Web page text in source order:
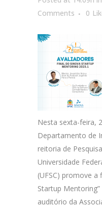
Comments
0
Nesta sexta-feira,
Departamento de
reitoria de
Universidade
(UFSC) promove a
Startup
auditório da